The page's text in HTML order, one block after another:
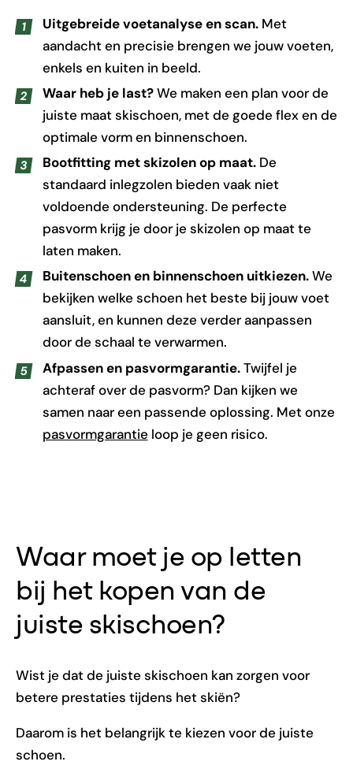
Uitgebreide voetanalyse en scan.Met
aandacht en precisie brengen we jouw voeten,
enkels en kuiten in beeld.
Waar heb je last?We maken een plan voor de
juiste maat skischoen, met de goede flex en de
optimale vorm en binnenschoen.
Bootfitting met skizolen op maat. De
standaard inlegzolen bieden vaak niet
voldoende ondersteuning. De perfecte
pasvorm krijg je door je skizolen op maat te
laten maken.
Buitenschoen en binnenschoen uitkiezen.We
bekijken welke schoen het beste bij jouw voet
aansluit, en kunnen deze verder aanpassen
door de schaal te verwarmen.
Afpassen en pasvormgarantie.Twijfel je
achteraf over de pasvorm? Dan kijken we
samen naar een passende oplossing. Met onze
pasvormgarantieloop je geen risico.
Waar moet je op letten
bij het kopen van de
juiste skischoen?
Wist je dat de juiste skischoen kan zorgen voor
betere prestaties tijdens het skiën?
Daarom is het belangrijk te kiezen voor de juiste
schoen.